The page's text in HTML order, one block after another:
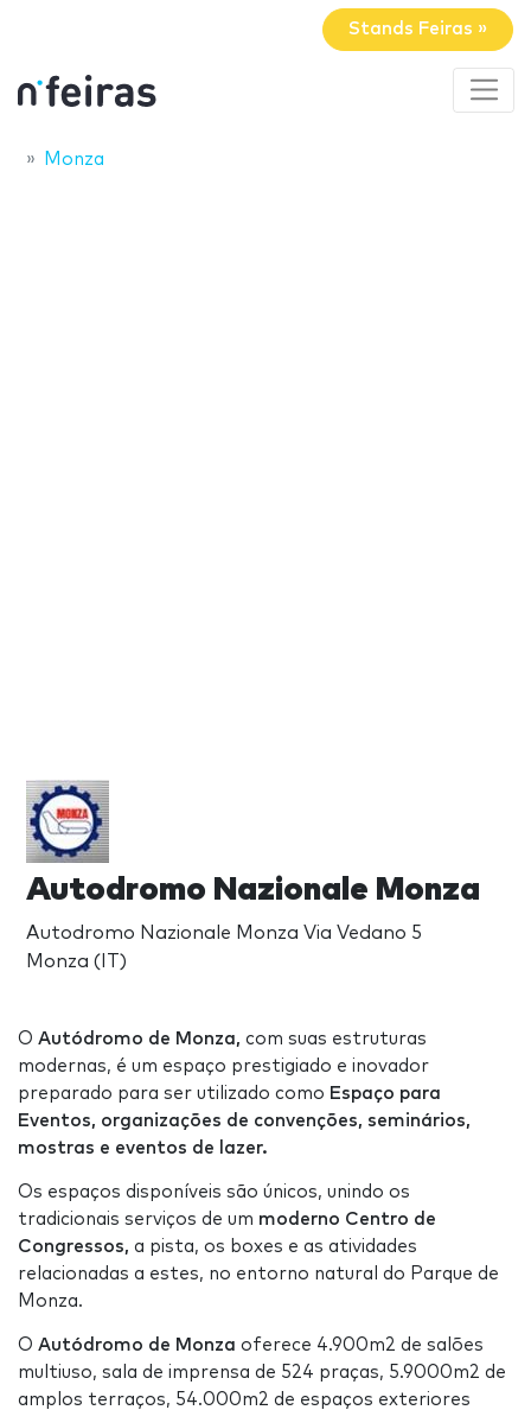
Stands Feiras »
Monza
Autodromo Nazionale Monza
Autodromo Nazionale Monza Via Vedano 5
Monza (IT)
O Autódromo de Monza, com suas estruturas
modernas, é um espaço prestigiado e inovador
preparado para ser utilizado como Espaço para
Eventos, organizações de convenções, seminários,
mostras e eventos de lazer.
Os espaços disponíveis são únicos, unindo os
tradicionais serviços de um moderno Centro de
Congressos, a pista, os boxes e as atividades
relacionadas a estes, no entorno natural do Parque de
Monza.
O Autódromo de Monza oferece 4.900m2 de salões
multiuso, sala de imprensa de 524 praças, 5.9000m2 de
amplos terraços, 54.000m2 de espaços exteriores